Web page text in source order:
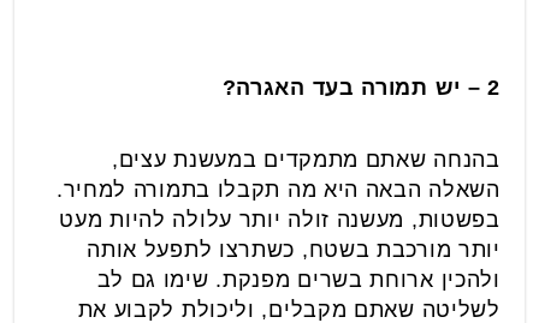
2 – יש תמורה בעד האגרה?
בהנחה שאתם מתמקדים במעשנת עצים,
השאלה הבאה היא מה תקבלו בתמורה למחיר.
בפשטות, מעשנה זולה יותר עלולה להיות מעט
יותר מורכבת בשטח, כשתרצו לתפעל אותה
ולהכין ארוחת בשרים מפנקת. שימו גם לב
לשליטה שאתם מקבלים, וליכולת לקבוע את